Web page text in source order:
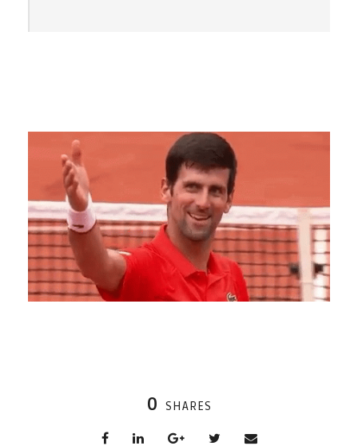
0 SHARES